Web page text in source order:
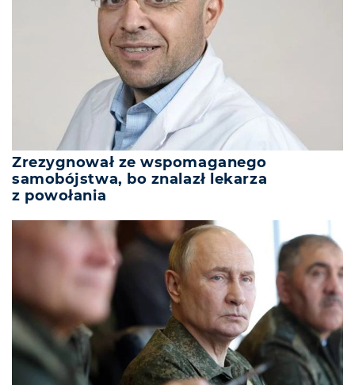
Zrezygnował ze wspomaganego
samobójstwa, bo znalazł lekarza
z powołania